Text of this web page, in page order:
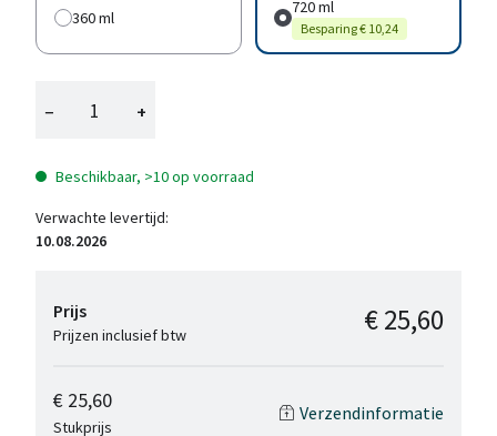
360 ml
720 ml
Besparing € 10,24
− +
Beschikbaar, >10 op voorraad
Verwachte levertijd:
10.08.2026
Prijs
Prijzen inclusief btw € 25,60
€ 25,60
Stukprijs
Verzendinformatie